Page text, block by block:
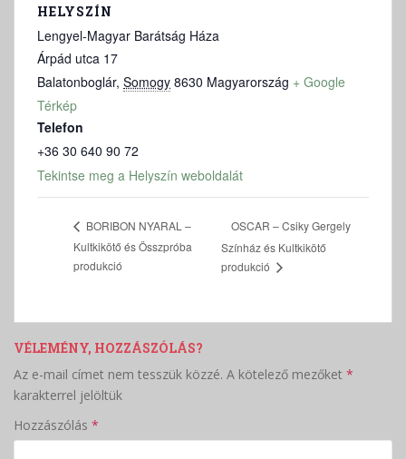
HELYSZÍN
Lengyel-Magyar Barátság Háza
Árpád utca 17
Balatonboglár, Somogy 8630 Magyarország + Google
Térkép
Telefon
+36 30 640 90 72
Tekintse meg a Helyszín weboldalát
BORIBON NYARAL –
Kultkikötő és Összpróba
produkció
OSCAR – Csiky Gergely
Színház és Kultkikötő
produkció
VÉLEMÉNY, HOZZÁSZÓLÁS?
Az e-mail címet nem tesszük közzé. A kötelező mezőket *
karakterrel jelöltük
Hozzászólás *